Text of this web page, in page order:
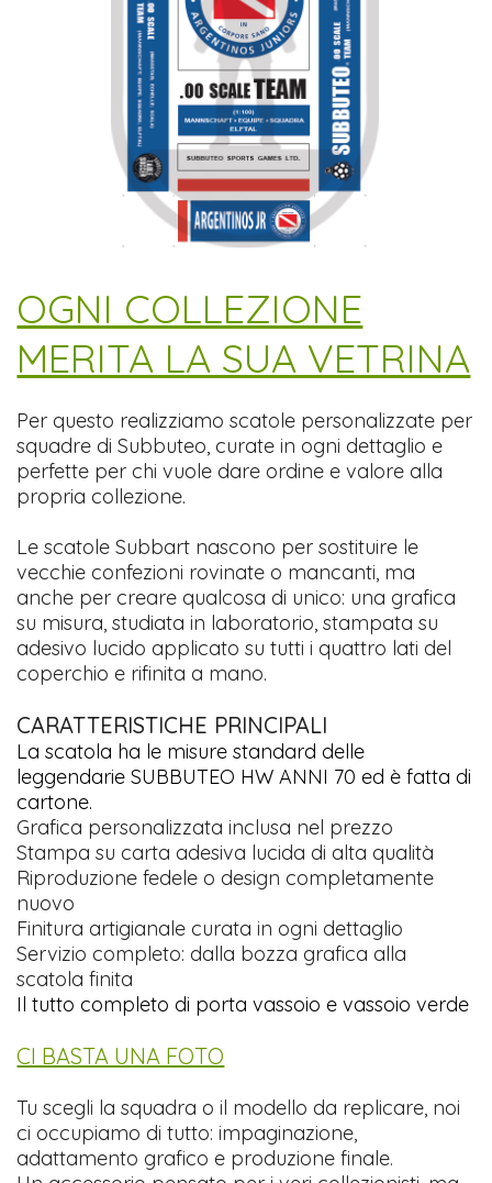
​OGNI COLLEZIONE
MERITA LA SUA VETRINA
Per questo realizziamo scatole personalizzate per
squadre di Subbuteo, curate in ogni dettaglio e
perfette per chi vuole dare ordine e valore alla
propria collezione.
Le scatole Subbart nascono per sostituire le
vecchie confezioni rovinate o mancanti, ma
anche per creare qualcosa di unico: una grafica
su misura, studiata in laboratorio, stampata su
adesivo lucido applicato su tutti i quattro lati del
coperchio e rifinita a mano.
CARATTERISTICHE PRINCIPALI
La scatola ha le misure standard delle
leggendarie SUBBUTEO HW ANNI 70 ed è fatta di
cartone.
Grafica personalizzata inclusa nel prezzo
Stampa su carta adesiva lucida di alta qualità
Riproduzione fedele o design completamente
nuovo
Finitura artigianale curata in ogni dettaglio
Servizio completo: dalla bozza grafica alla
scatola finita
Il tutto completo di porta vassoio e vassoio verde
CI BASTA UNA FOTO
Tu scegli la squadra o il modello da replicare, noi
ci occupiamo di tutto: impaginazione,
adattamento grafico e produzione finale.